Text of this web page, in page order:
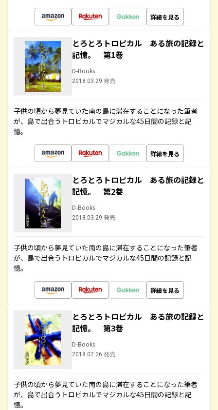
詳細を見る
とろとろトロピカル ある旅の記録と
記憶。 第1巻
D-Books
2018.03.29 発売
子供の頃から夢見ていた南の島に滞在することになった筆者
が、島で出合うトロピカルでマジカルな45日間の記録と記
憶。
詳細を見る
とろとろトロピカル ある旅の記録と
記憶。 第2巻
D-Books
2018.03.29 発売
子供の頃から夢見ていた南の島に滞在することになった筆者
が、島で出合うトロピカルでマジカルな45日間の記録と記
憶。
詳細を見る
とろとろトロピカル ある旅の記録と
記憶。 第3巻
D-Books
2018.07.26 発売
子供の頃から夢見ていた南の島に滞在することになった筆者
が、島で出合うトロピカルでマジカルな45日間の記録と記
憶。